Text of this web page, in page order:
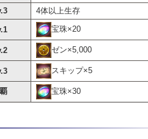
HP
13,080
攻撃
1,308
特性/弱点
4体以上生存
宝珠×20
ゼン×5,000
スキップ×5
宝珠×30